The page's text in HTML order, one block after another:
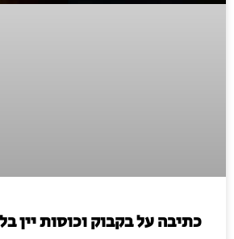
כתיבה על בקבוק וכוסות יין